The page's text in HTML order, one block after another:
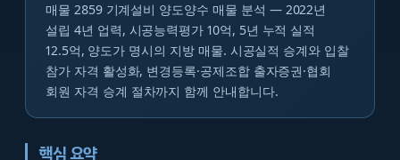
매물 2859 기계설비 양도양수 매물 분석 — 2022년
설립 4년 업력, 시공능력평가 10억, 5년 누적 실적
12.5억, 양도가 명시의 지방 매물. 시공실적 승계와 입찰
참가 자격 활성화, 변경등록·공제조합 출자증권·협회
회원 자격 승계 절차까지 함께 안내합니다.
핵심 요약